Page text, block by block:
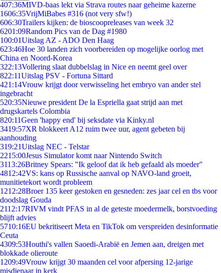
407:36MIVD-baas lekt via Strava routes naar geheime kazerne
1606:35VrijMiBabes #316 (not very sfw!)
606:30Trailers kijken: de bioscoopreleases van week 32
6201:09Random Pics van de Dag #1980
100:01Uitslag AZ - ADO Den Haag
623:46Hoe 30 landen zich voorbereiden op mogelijke oorlog met
China en Noord-Korea
322:13Vollering slaat dubbelslag in Nice en neemt geel over
822:11Uitslag PSV - Fortuna Sittard
421:14Vrouw krijgt door verwisseling het embryo van ander stel
ingebracht
520:35Nieuwe president De la Espriella gaat strijd aan met
drugskartels Colombia
820:11Geen 'happy end' bij seksdate via Kinky.nl
3419:57XR blokkeert A12 ruim twee uur, agent gebeten bij
aanhouding
319:21Uitslag NEC - Telstar
2215:00Jesus Simulator komt naar Nintendo Switch
3113:26Britney Spears: "Ik geloof dat ik heb gefaald als moeder"
4812:42VS: kans op Russische aanval op NAVO-land groeit,
munitietekort wordt probleem
1212:28Broer 135 keer gestoken en gesneden: zes jaar cel en tbs voor
doodslag Gouda
2112:17RIVM vindt PFAS in al de geteste moedermelk, borstvoeding
blijft advies
5710:16EU bekritiseert Meta en TikTok om verspreiden desinformatie
Ceuta
4309:53Houthi's vallen Saoedi-Arabië en Jemen aan, dreigen met
blokkade olieroute
1209:49Vrouw krijgt 30 maanden cel voor afpersing 12-jarige
misdienaar in kerk